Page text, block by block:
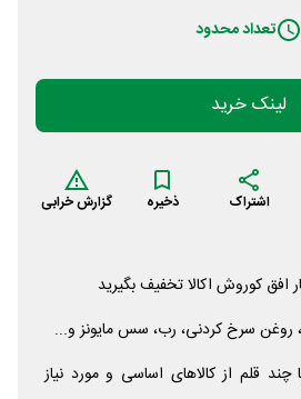
تعداد محدود
لینک خرید
اشتراک ذخیره گزارش خرابی
افق کوروش اکالا تخفیف بگیرید
روغن سرخ کردنی، رب، سس مایونز و...
چند قلم از کالاهای اساسی و مورد نیاز